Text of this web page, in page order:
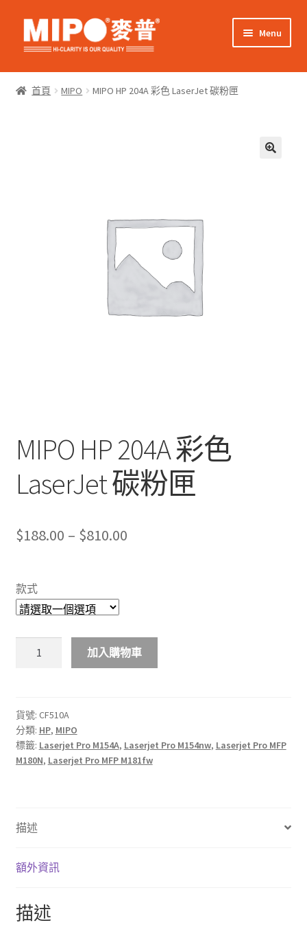
Skip
to
Skip
to
Menu
網上購物
Expand
child
首頁 MIPO MIPO HP 204A 彩色 LaserJet 碳粉匣
MIPO HP 204A 彩色
LaserJet 碳粉匣
$188.00 – $810.00Price
$810.00
款式
色
LaserJet
碳
粉
加入購物車
貨號: CF510A
分類: HP, MIPO
標籤: Laserjet Pro M154A, Laserjet Pro M154nw, Laserjet Pro MFP
M180N, Laserjet Pro MFP M181fw
描述
額外資訊
描述